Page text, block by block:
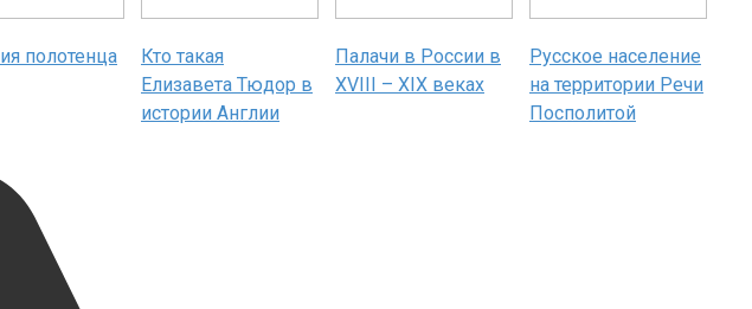
полотенца
Кто такая
Елизавета Тюдор в
истории Англии
Палачи в России в
XVIII – XIX веках
Русское население
на территории Речи
Посполитой